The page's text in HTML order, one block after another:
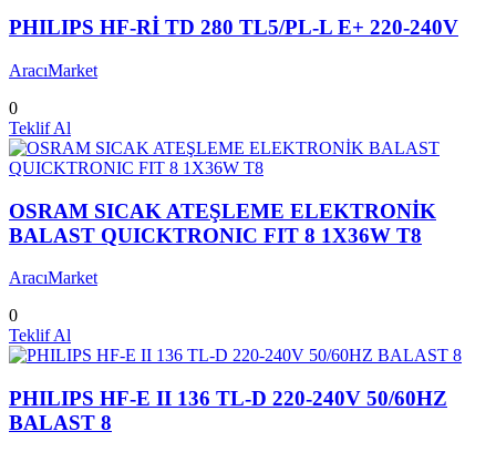
PHILIPS HF-Rİ TD 280 TL5/PL-L E+ 220-240V
AracıMarket
0
Teklif Al
OSRAM SICAK ATEŞLEME ELEKTRONİK
BALAST QUICKTRONIC FIT 8 1X36W T8
AracıMarket
0
Teklif Al
PHILIPS HF-E II 136 TL-D 220-240V 50/60HZ
BALAST 8